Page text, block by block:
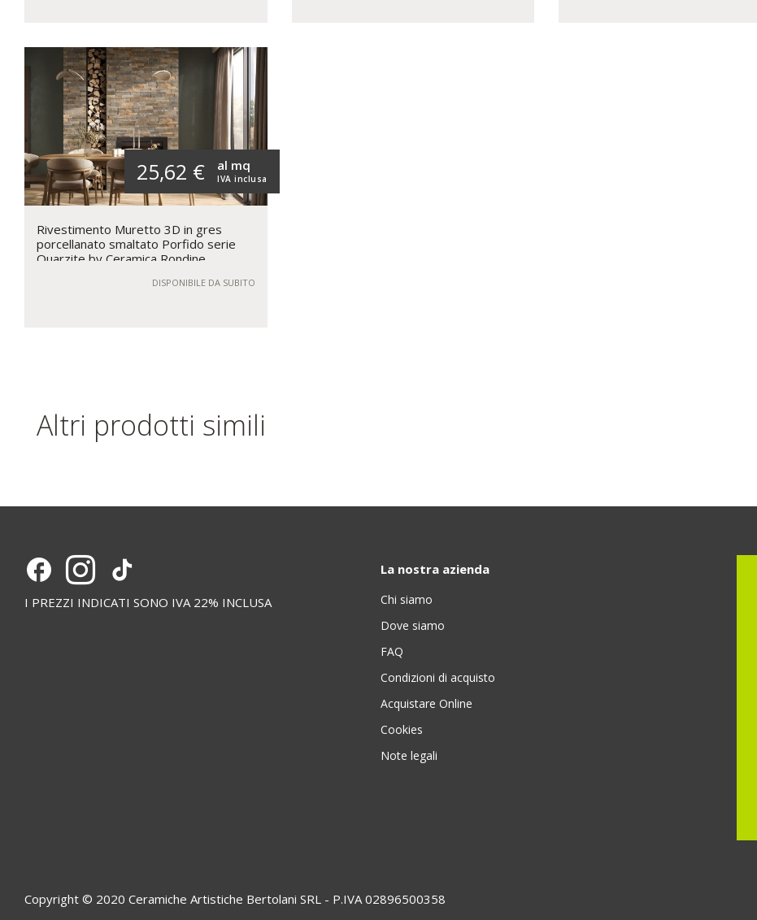
25,62 € IVA inclusa
al mq
Rivestimento Muretto 3D in gres
porcellanato smaltato Porfido serie
Quarzite by Ceramica Rondine
DISPONIBILE DA SUBITO
Altri prodotti simili
I PREZZI INDICATI SONO IVA 22% INCLUSA
La nostra azienda
Chi siamo
Dove siamo
FAQ
Condizioni di acquisto
Acquistare Online
Cookies
Note legali
Copyright © 2020 Ceramiche Artistiche Bertolani SRL - P.IVA 02896500358